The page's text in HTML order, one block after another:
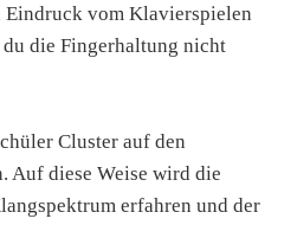
vom Klavierspielen
die Fingerhaltung nicht
Cluster auf den
Auf diese Weise wird die
erfahren und der